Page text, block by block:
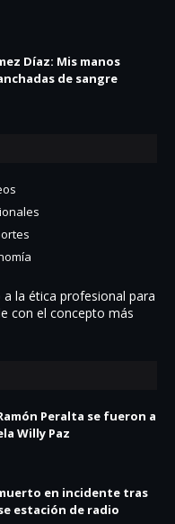
Díaz: Mis manos
de sangre
la ética profesional para
con el concepto más
Peralta se fueron a
Willy Paz
en incidente tras
estación de radio